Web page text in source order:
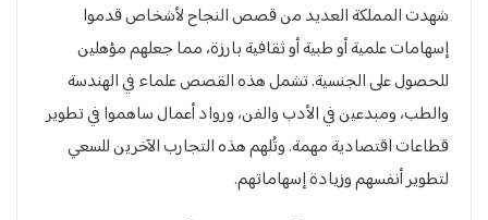
شهدت المملكة العديد من قصص النجاح لأشخاص قدموا
إسهامات علمية أو طبية أو ثقافية بارزة، مما جعلهم مؤهلين
للحصول على الجنسية. تشمل هذه القصص علماء في الهندسة
والطب، ومبدعين في الأدب والفن، ورواد أعمال ساهموا في تطوير
قطاعات اقتصادية مهمة. وتُلهم هذه التجارب الآخرين للسعي
لتطوير أنفسهم وزيادة إسهاماتهم.